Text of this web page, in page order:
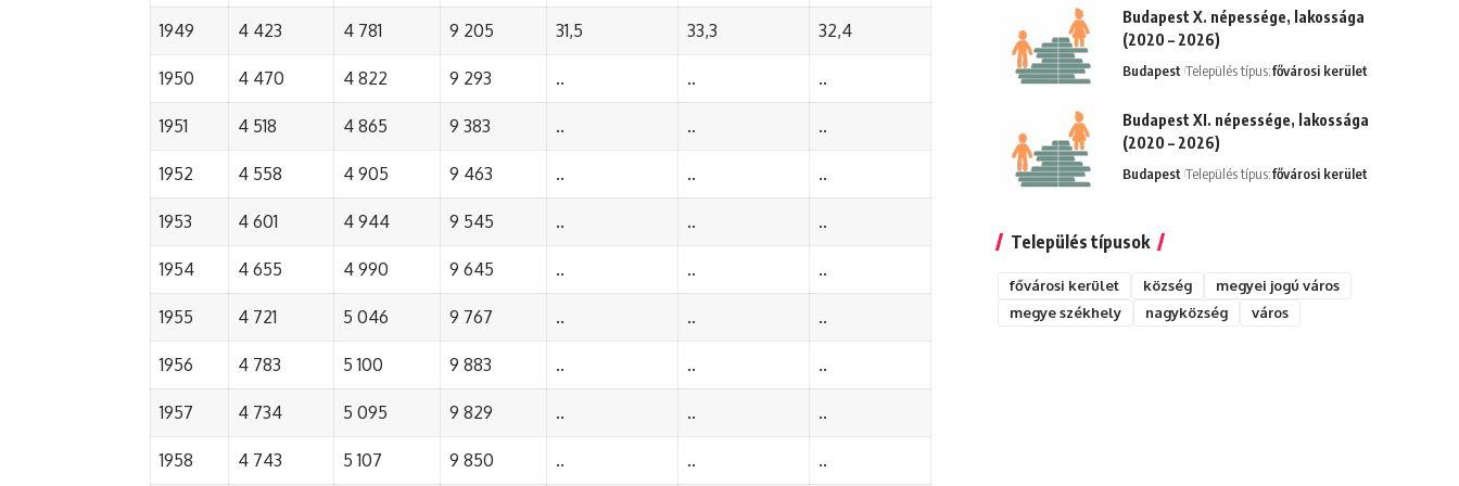
1949 4 423 4 781 9 205 31,5 33,3 32,4
1950 4 470 4 822 9 293 .. .. ..
1951 4 518 4 865 9 383 .. .. ..
1952 4 558 4 905 9 463 .. .. ..
1953 4 601 4 944 9 545 .. .. ..
1954 4 655 4 990 9 645 .. .. ..
1955 4 721 5 046 9 767 .. .. ..
1956 4 783 5 100 9 883 .. .. ..
1957 4 734 5 095 9 829 .. .. ..
1958 4 743 5 107 9 850 .. .. ..
Budapest X. népessége, lakossága
(2020 – 2026)
Budapest Település típus:fővárosi kerület
Budapest XI. népessége, lakossága
(2020 – 2026)
Budapest Település típus:fővárosi kerület
Település típusok
fővárosi kerület község
megyei jogú város
megye székhely
nagyközség város